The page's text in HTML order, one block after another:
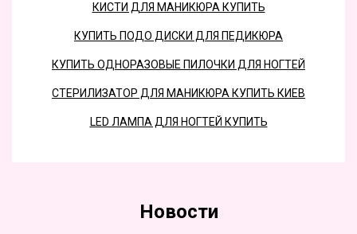
КИСТИ ДЛЯ МАНИКЮРА КУПИТЬ
КУПИТЬ ПОДО ДИСКИ ДЛЯ ПЕДИКЮРА
КУПИТЬ ОДНОРАЗОВЫЕ ПИЛОЧКИ ДЛЯ НОГТЕЙ
СТЕРИЛИЗАТОР ДЛЯ МАНИКЮРА КУПИТЬ КИЕВ
LED ЛАМПА ДЛЯ НОГТЕЙ КУПИТЬ
Новости